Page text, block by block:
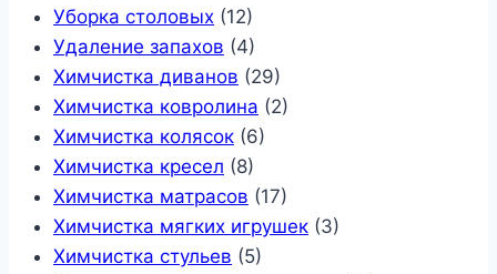
Уборка столовых (12)
Удаление запахов (4)
Химчистка диванов (29)
Химчистка ковролина (2)
Химчистка колясок (6)
Химчистка кресел (8)
Химчистка матрасов (17)
Химчистка мягких игрушек (3)
Химчистка стульев (5)